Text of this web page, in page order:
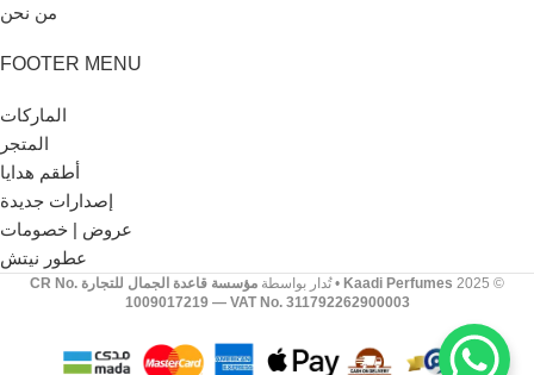
من نحن
FOOTER MENU
الماركات
المتجر
أطقم هدايا
إصدارات جديدة
عروض | خصومات
عطور نيتش
© 2025
Kaadi Perfumes • تُدار بواسطة مؤسسة قاعدة الجمال للتجارة CR No.
1009017219— VAT No. 311792262900003